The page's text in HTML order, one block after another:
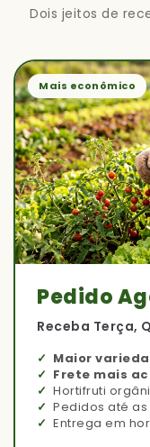
Dois jeitos de
Mais econômico
Pedido
Receba Terça,
Maior
Frete mais
Hortifruti
Pedidos até
Entrega em